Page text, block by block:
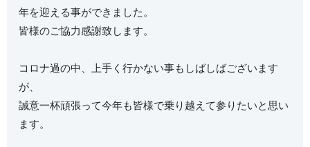
年を迎える事ができました。
皆様のご協力感謝致します。
コロナ過の中、上手く行かない事もしばしばございます
が、
誠意一杯頑張って今年も皆様で乗り越えて参りたいと思い
ます。